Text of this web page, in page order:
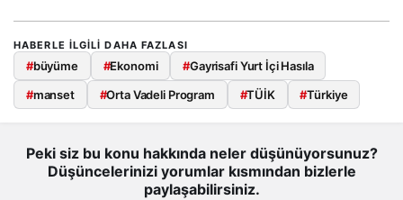
HABERLE ILGILI DAHA FAZLASI
#büyüme #Ekonomi #Gayrisafi Yurt İçi Hasıla
#manset #Orta Vadeli Program #TÜİK #Türkiye
Peki siz bu konu hakkında neler düşünüyorsunuz?
Düşüncelerinizi yorumlar kısmından bizlerle
paylaşabilirsiniz.